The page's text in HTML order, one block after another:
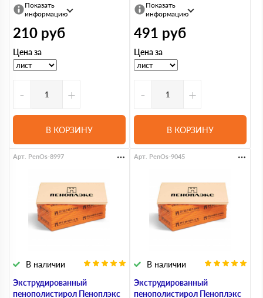
Показать
информацию
210 руб
Цена за
- +
В КОРЗИНУ
Показать
информацию
491 руб
Цена за
- +
В КОРЗИНУ
Экструдированный
пенополистирол Пеноплэкс
В наличии
Арт. PenOs-8997
Экструдированный
пенополистирол Пеноплэкс
В наличии
Арт. PenOs-9045